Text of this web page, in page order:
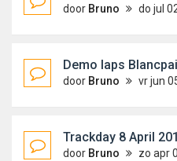
door Bruno do jul 02, 2015 11:08
Demo laps
door Bruno vr jun 05, 2015 12:06
Trackday 8 April
door Bruno zo apr 05, 2015 9:26 pm